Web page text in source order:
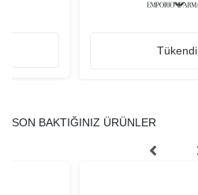
Tükendi
SON BAKTIĞINIZ ÜRÜNLER